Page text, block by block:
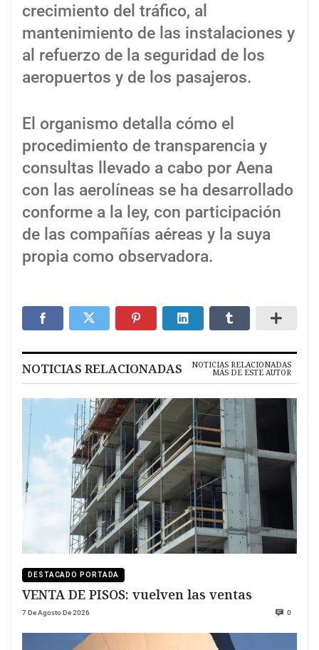
crecimiento del tráfico, al
mantenimiento de las instalaciones y
al refuerzo de la seguridad de los
aeropuertos y de los pasajeros.
El organismo detalla cómo el
procedimiento de transparencia y
consultas llevado a cabo por Aena
con las aerolíneas se ha desarrollado
conforme a la ley, con participación
de las compañías aéreas y la suya
propia como observadora.
NOTICIAS RELACIONADAS NOTICIAS RELACIONADAS
MÁS DE ESTE AUTOR
DESTACADO PORTADA
VENTA DE PISOS: vuelven las ventas
7 De Agosto De 2026 0